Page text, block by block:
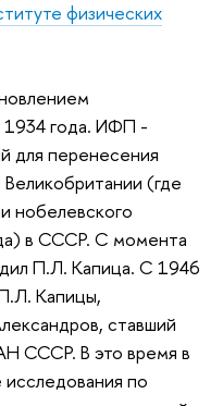
физических
1934 года. ИФП -
для перенесения
(где
нобелевского
в СССР. С момента
П.Л. Капица. С 1946
Капицы,
ставший
СССР. В это время в
по